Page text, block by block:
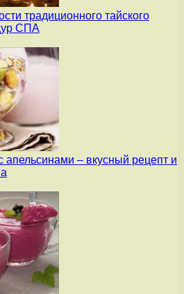
традиционного тайского
СПА
апельсинами – вкусный рецепт и